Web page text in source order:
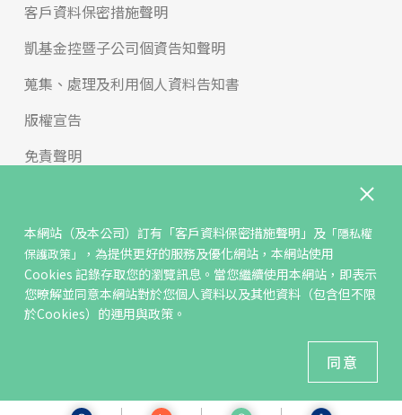
本網站（及本公司）訂有 「客戶資料保密措施聲明」 及「隱私權
保護政策」
，為提供更好的服務及優化網站，本網站使用
Cookies 記錄存取您的瀏覽訊息。當您繼續使用本網站，即表示
您暸解並同意本網站對於您個人資料以及其他資料（包含但不限
於Cookies）的運用與政策。
同意
客戶資料保密措施聲明
凱基金控暨子公司個資告知聲明
蒐集、處理及利用個人資料告知書
版權宣告
免責聲明
申訴與檢舉
反詐騙專區
年輕族群學習專區